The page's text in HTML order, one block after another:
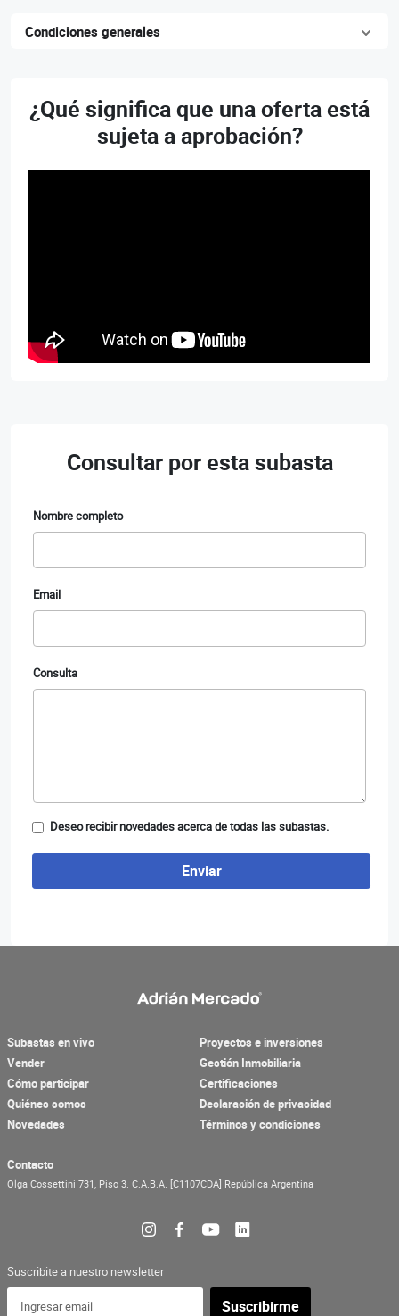
Condiciones generales
¿Qué significa que una oferta está
sujeta a aprobación?
Consultar por esta subasta
Nombre completo
Email
Consulta
Deseo recibir novedades acerca de todas las subastas.
Enviar
Subastas en vivo
Vender
Cómo participar
Quiénes somos
Novedades
Proyectos e inversiones
Gestión Inmobiliaria
Certificaciones
Declaración de privacidad
Términos y condiciones
Contacto
Olga Cossettini 731, Piso 3. C.A.B.A. [C1107CDA] República Argentina
Suscribite a nuestro newsletter
Suscribirme